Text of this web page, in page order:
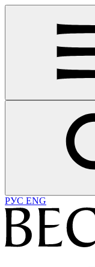
РУС ENG